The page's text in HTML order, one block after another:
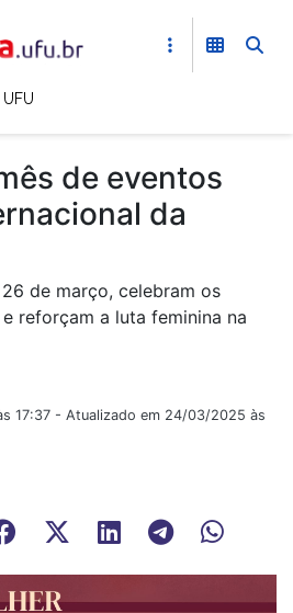
de eventos
da
de março, celebram os
reforçam a luta feminina na
17:37 - Atualizado em 24/03/2025 às